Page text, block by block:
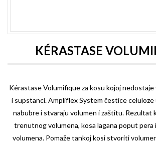
KÉRASTASE
KérastaseVolumifique za kosu kojoj
i supstanci. Ampliflex System čestice celuloze
nabubre i stvaraju volumen i zaštitu. Rezultat
trenutnog volumena, kosa lagana poput pera
volumena. Pomaže tankoj kosi stvoriti